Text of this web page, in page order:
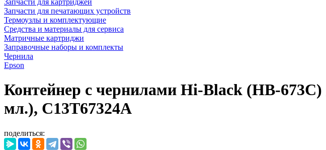
Запчасти для картриджей
Запчасти для печатающих устройств
Термоузлы и комплектующие
Средства и материалы для сервиса
Матричные картриджи
Заправочные наборы и комплекты
Чернила
Epson
Контейнер с чернилами Hi-Black (HB-
мл.), C13T67324A
поделиться: